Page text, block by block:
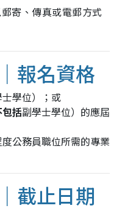
寄、傳真或電郵方式
報名資格
士學位）；或
括副學士學位）的應屆
公務員職位所需的專業
截止日期